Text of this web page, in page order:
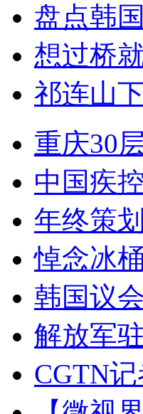
盘点韩
想过桥
祁连山
重庆30
中国疾
年终策
悼念冰
韩国议
解放军
CGTN